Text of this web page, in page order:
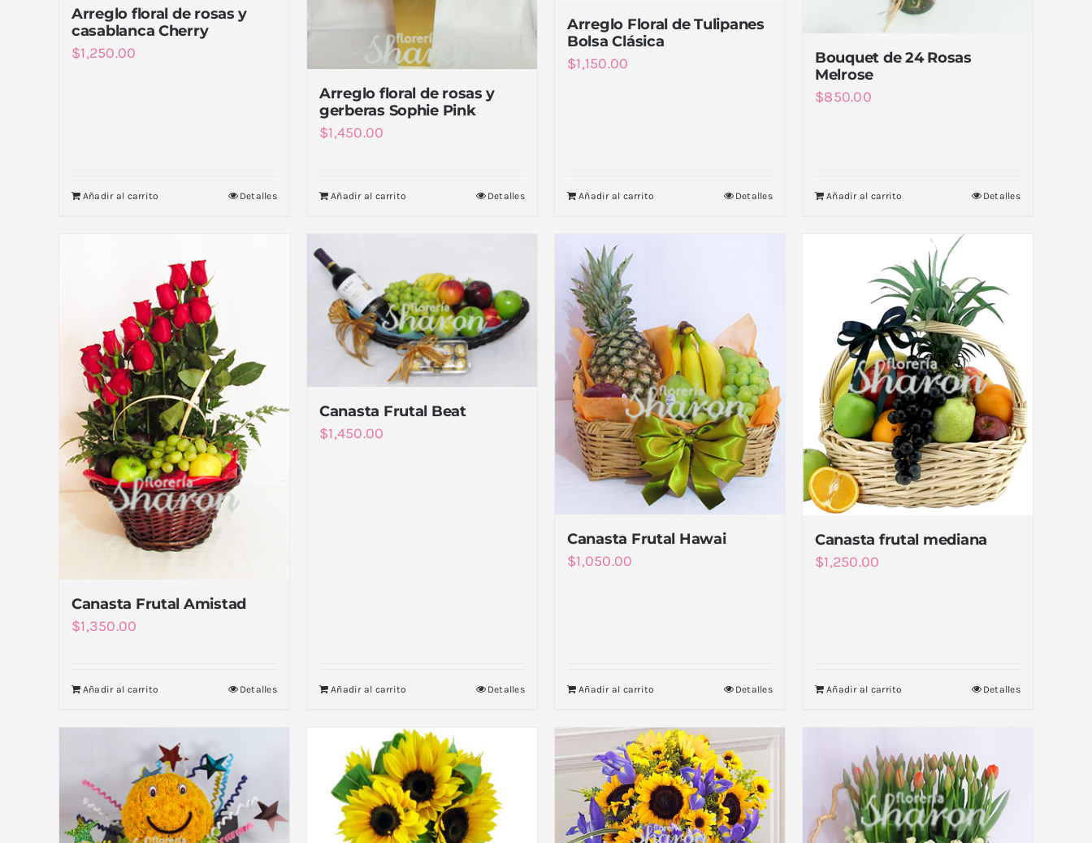
Arreglo floral de rosas y
casablanca Cherry
$1,250.00
Añadir al carrito Detalles
Arreglo floral de rosas y
gerberas Sophie Pink
$1,450.00
Añadir al carrito Detalles
Arreglo Floral de Tulipanes
Bolsa Clásica
$1,150.00
Añadir al carrito Detalles
Bouquet de 24 Rosas
Melrose
$850.00
Añadir al carrito Detalles
Canasta Frutal Amistad
$1,350.00
Añadir al carrito Detalles
Canasta Frutal Beat
$1,450.00
Añadir al carrito Detalles
Canasta Frutal Hawai
$1,050.00
Añadir al carrito Detalles
Canasta frutal mediana
$1,250.00
Añadir al carrito Detalles